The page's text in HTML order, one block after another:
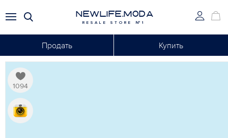
NEWLIFE.MODA
RESALE STORE №1
Продать Купить
1094